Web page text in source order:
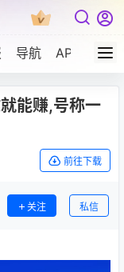
导航 APP下载
能赚,号称一
前往下载
关注 私信